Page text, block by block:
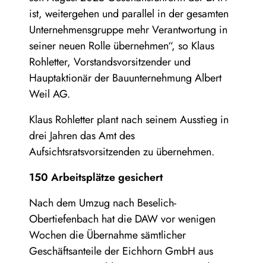
ist, weitergehen und parallel in der gesamten
Unternehmensgruppe mehr Verantwortung in
seiner neuen Rolle übernehmen“, so Klaus
Rohletter, Vorstandsvorsitzender und
Hauptaktionär der Bauunternehmung Albert
Weil AG.
Klaus Rohletter plant nach seinem Ausstieg in
drei Jahren das Amt des
Aufsichtsratsvorsitzenden zu übernehmen.
150 Arbeitsplätze gesichert
Nach dem Umzug nach Beselich-
Obertiefenbach hat die DAW vor wenigen
Wochen die Übernahme sämtlicher
Geschäftsanteile der Eichhorn GmbH aus